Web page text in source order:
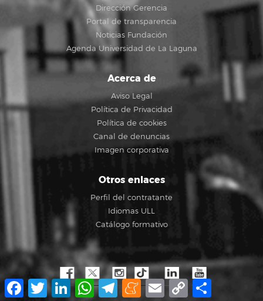
Dirección Gerencia
Portal de transparencia
Noticias Fundación
Agenda Universidad de La Laguna
Acerca de
Aviso Legal
Política de Privacidad
Política de cookies
Canal de denuncias
Imagen corporativa
Otros enlaces
Perfil del contratante
Idiomas ULL
Catálogo formativo
Facebook
TwitterLinkedInWhatsApp
TelegramMeneame
Email Copy
Link